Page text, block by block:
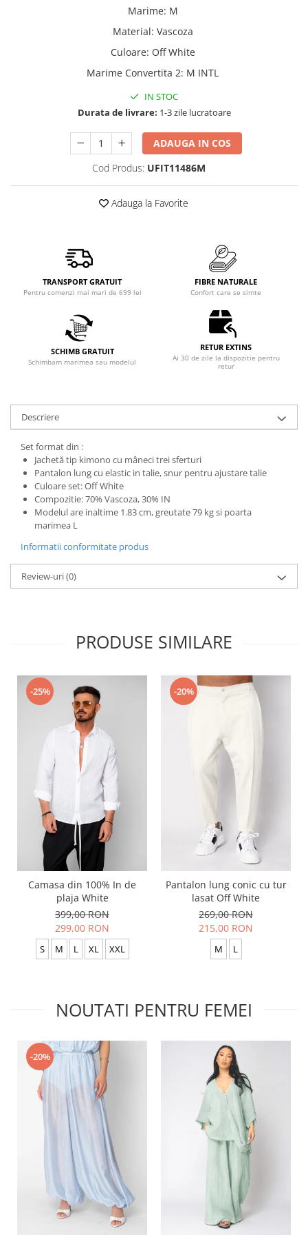
Marime: M
Material: Vascoza
Culoare: Off White
Marime Convertita 2: M INTL
IN STOC
Durata de livrare: 1-3 zile lucratoare
ADAUGA IN COS
Cod Produs: UFIT11486M
Adauga la Favorite
TRANSPORT GRATUIT
Pentru comenzi mai mari de 699 lei
FIBRE NATURALE
Confort care se simte
SCHIMB GRATUIT
Schimbam marimea sau modelul
RETUR EXTINS
Ai 30 de zile la dispozitie pentru
retur
Descriere
Set format din :
Jachetă tip kimono cu mâneci trei sferturi
Pantalon lung cu elastic in talie, snur pentru ajustare talie
Culoare set: Off White
Compozitie: 70% Vascoza, 30% IN
Modelul are inaltime 1.83 cm, greutate 79 kg si poarta
marimea L
Informatii conformitate produs
Review-uri(0)
PRODUSE SIMILARE
-25%
Camasa din 100% In de
plaja White
399,00 RON
299,00 RON
S M L XL XXL
-20%
Pantalon lung conic cu tur
lasat Off White
269,00 RON
215,00 RON
M L
NOUTATI PENTRU FEMEI
-20%